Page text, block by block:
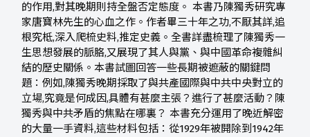
的作用,對其晚期則持全盤否定態度。 本書乃陳獨秀研究專
家唐寶林先生的心血之作。作者畢三十年之功,不厭其詳,追
根究柢,深入爬梳史料,推定史義。全書詳盡梳理了陳獨秀一
生思想發展的脈胳,又展現了其人與黨、與中國革命複雜糾
結的歷史關係。本書試圖回答一些長期被遮蔽的關鍵問
題：例如,陳獨秀晚期採取了與共產國際與中共中央對立的
立場,究竟是何成因,具體有甚麼主張？進行了甚麼活動？陳
獨秀與中共矛盾的焦點在哪裏？ 本書充分運用了晚近解密
的大量一手資料,這些材料包括：從1929年被開除到1942年